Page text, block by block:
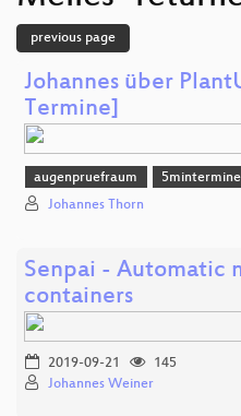
previous page
Johannes über
Termine]
augenpruefraum 5mintermine
Johannes Thorn
Senpai - Automatic
containers
2019-09-21
145
Johannes Weiner